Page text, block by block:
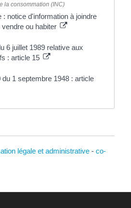
la consommation (INC)
: notice d'information à joindre
ou habiter
6 juillet 1989 relative aux
: article 15
du 1 septembre 1948 : article
légale et administrative- co-